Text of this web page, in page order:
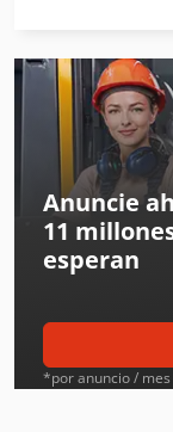
Iseki Tractor
Iseki Tractores
Jcb Tractores
John Deere
John Deere
Kubota
Kverneland
Anuncie
11
esperan
*por anuncio / mes